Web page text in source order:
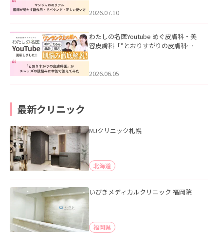
た。
2026.07.10
わたしの名医Youtube めぐ皮膚科・美
容皮膚科「”とおりすがりの皮膚科
2026.06.05
最新クリニック
MJクリニック札幌
北海道
いびきメディカルクリニック 福岡院
福岡県